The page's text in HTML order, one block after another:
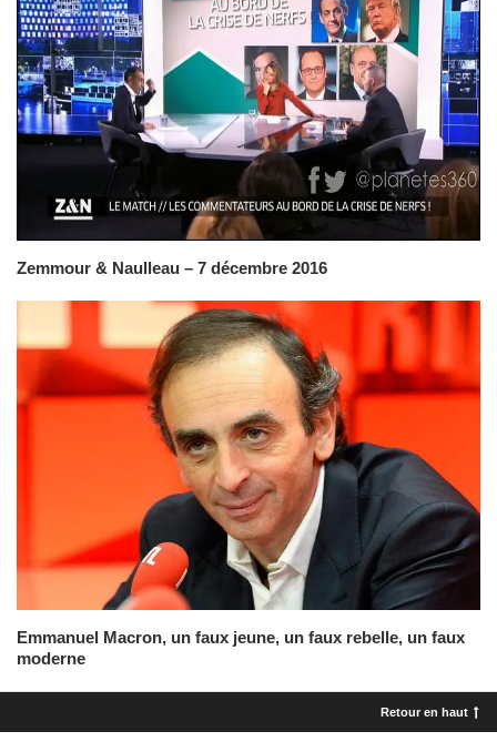
Zemmour & Naulleau – 7 décembre 2016
Emmanuel Macron, un faux jeune, un faux rebelle, un faux
moderne
Retour en haut